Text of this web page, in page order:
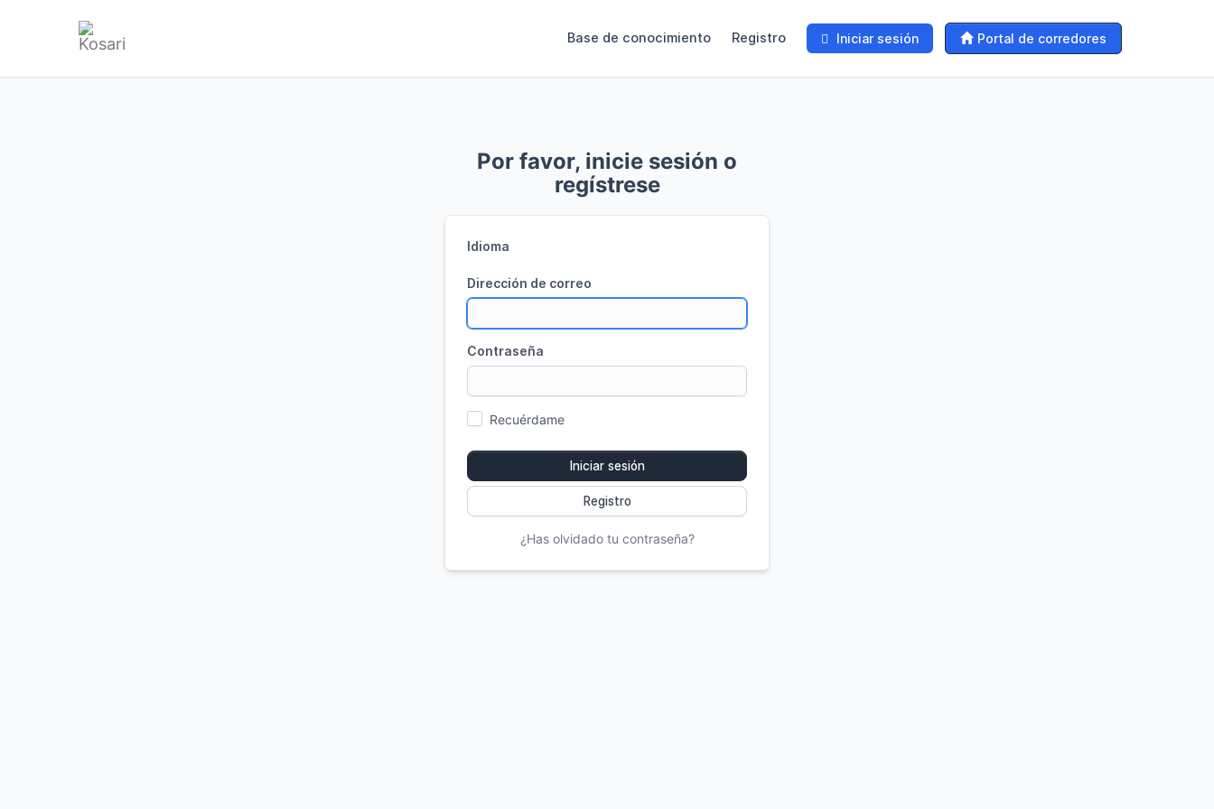
Base de conocimiento Registro Iniciar sesión Portal de corredores
Por favor, inicie sesión o
regístrese
Idioma
Dirección de correo
Contraseña
Recuérdame
Iniciar sesión
Registro
¿Has olvidado tu contraseña?